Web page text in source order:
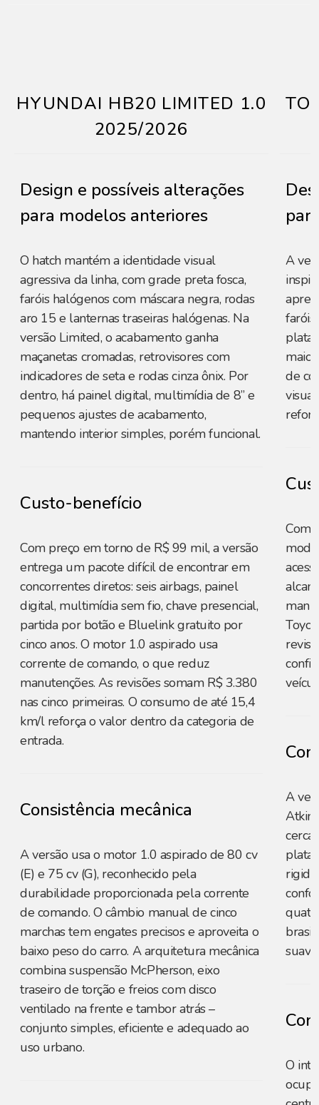
HYUNDAI HB20 LIMITED 1.0
2025/2026
Design e possíveis alterações
para modelos anteriores
O hatch mantém a identidade visual
agressiva da linha, com grade preta fosca,
faróis halógenos com máscara negra, rodas
aro 15 e lanternas traseiras halógenas. Na
versão Limited, o acabamento ganha
maçanetas cromadas, retrovisores com
indicadores de seta e rodas cinza ônix. Por
dentro, há painel digital, multimídia de 8” e
pequenos ajustes de acabamento,
mantendo interior simples, porém funcional.
Custo-benefício
Com preço em torno de R$ 99 mil, a versão
entrega um pacote difícil de encontrar em
concorrentes diretos: seis airbags, painel
digital, multimídia sem fio, chave presencial,
partida por botão e Bluelink gratuito por
cinco anos. O motor 1.0 aspirado usa
corrente de comando, o que reduz
manutenções. As revisões somam R$ 3.380
nas cinco primeiras. O consumo de até 15,4
km/l reforça o valor dentro da categoria de
entrada.
Consistência mecânica
A versão usa o motor 1.0 aspirado de 80 cv
(E) e 75 cv (G), reconhecido pela
durabilidade proporcionada pela corrente
de comando. O câmbio manual de cinco
marchas tem engates precisos e aproveita o
baixo peso do carro. A arquitetura mecânica
combina suspensão McPherson, eixo
traseiro de torção e freios com disco
ventilado na frente e tambor atrás –
conjunto simples, eficiente e adequado ao
uso urbano.
A
faróis
de
Com
A
cerca
O